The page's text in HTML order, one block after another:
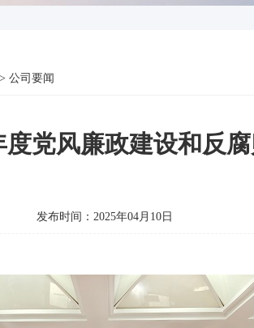
公司要闻
度党风廉政建设和反
发布时间：2025年04月10日